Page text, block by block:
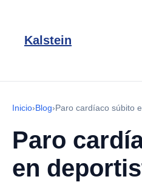
Kalstein
Inicio›Blog›Paro cardíaco súbito
Paro
en